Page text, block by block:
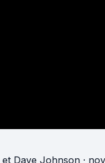
et Dave Johnson ·